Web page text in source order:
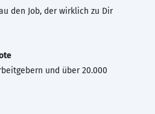
den Job, der wirklich zu Dir
und über 20.000